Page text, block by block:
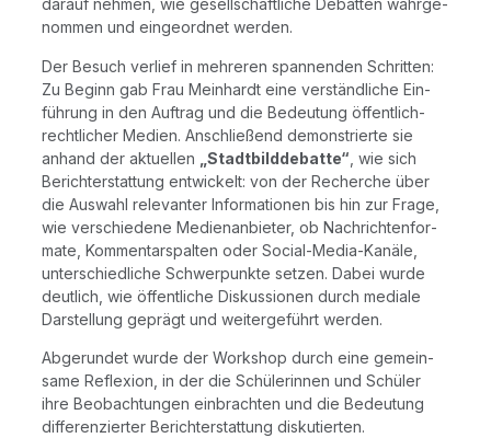
dar­auf neh­men, wie gesell­schaft­li­che Debat­ten wahr­ge­
nom­men und ein­ge­ord­net werden.
Der Besuch ver­lief in meh­re­ren span­nen­den Schrit­ten:
Zu Beginn gab Frau Mein­hardt eine ver­ständ­li­che Ein­
füh­rung in den Auf­trag und die Bedeu­tung öffent­lich-
recht­li­cher Medi­en. Anschlie­ßend demons­trier­te sie
anhand der aktu­el­len
„Stadt­bild­de­bat­te“ , wie sich
Bericht­erstat­tung ent­wi­ckelt: von der Recher­che über
die Aus­wahl rele­van­ter Infor­ma­tio­nen bis hin zur Fra­ge,
wie ver­schie­de­ne Medi­en­an­bie­ter, ob Nach­rich­ten­for­
ma­te, Kom­men­tar­spal­ten oder Social-Media-Kanä­le,
unter­schied­li­che Schwer­punk­te set­zen. Dabei wur­de
deut­lich, wie öffent­li­che Dis­kus­sio­nen durch media­le
Dar­stel­lung geprägt und wei­ter­ge­führt werden.
Abge­run­det wur­de der Work­shop durch eine gemein­
sa­me Refle­xi­on, in der die Schü­le­rin­nen und Schü­ler
ihre Beob­ach­tun­gen ein­brach­ten und die Bedeu­tung
dif­fe­ren­zier­ter Bericht­erstat­tung diskutierten.